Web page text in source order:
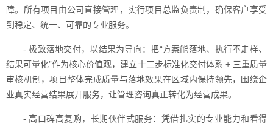
障。所有项目由公司直接管理，实行项目总监负责制，确保客户享受
到稳定、统一、可靠的专业服务。
- 极致落地交付，以结果为导向：把“方案能落地、执行不走样、
结果可量化”作为核心价值观，建立十二步标准化交付体系 + 三重质量
审核机制，项目整体完成质量与落地效果在区域内保持领先，围绕企
业真实经营结果展开服务，让管理咨询真正转化为经营成果。
- 高口碑高复购，长期伙伴式服务：凭借扎实的专业能力和看得